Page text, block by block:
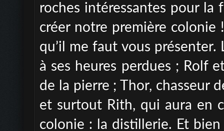
roches intéressantes pour
créer notre première colonie
qu’il me faut vous présenter.
à ses heures perdues ; Rolf
de la pierre ;Thor, chasseur
et surtout Rith, qui aura en
colonie : la distillerie. Et bien